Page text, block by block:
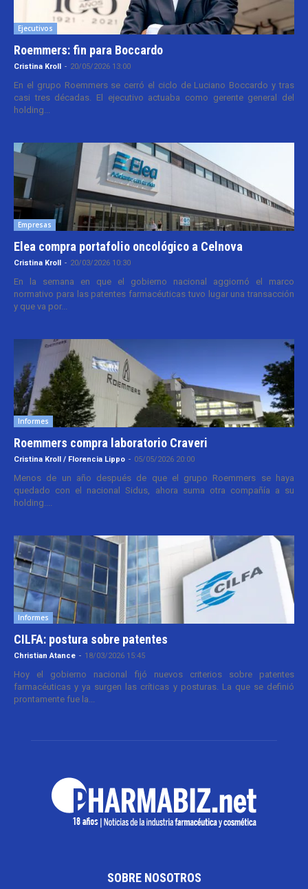
Ejecutivos
Roemmers: fin para Boccardo
Cristina Kroll - 20/05/2026 13:00
En el grupo Roemmers se cerró el ciclo de Luciano Boccardo y tras
casi tres décadas. El ejecutivo actuaba como gerente general del
holding...
Empresas
Elea compra portafolio oncológico a Celnova
Cristina Kroll - 20/03/2026 10:30
En la semana en que el gobierno nacional aggiornó el marco
normativo para las patentes farmacéuticas tuvo lugar una transacción
y que va por...
Informes
Roemmers compra laboratorio Craveri
Cristina Kroll / Florencia Lippo - 05/05/2026 20:00
Menos de un año después de que el grupo Roemmers se haya
quedado con el nacional Sidus, ahora suma otra compañía a su
holding....
Informes
CILFA: postura sobre patentes
Christian Atance - 18/03/2026 15:45
Hoy el gobierno nacional fijó nuevos criterios sobre patentes
farmacéuticas y ya surgen las críticas y posturas. La que se definió
prontamente fue la...
SOBRE NOSOTROS